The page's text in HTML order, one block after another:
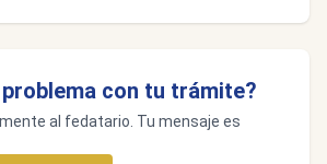
con tu trámite?
al fedatario. Tu mensaje es